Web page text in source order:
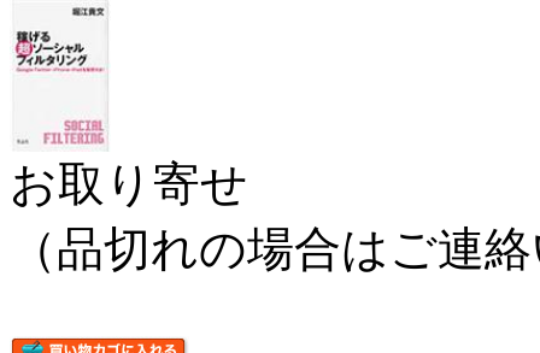
お取り寄せ
（品切れの場合はご連